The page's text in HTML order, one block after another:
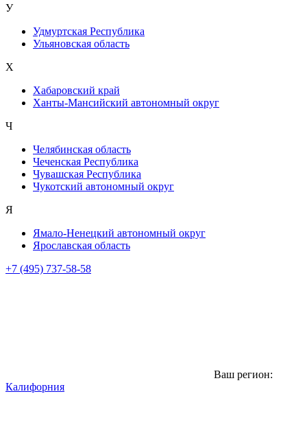
У
Удмуртская Республика
Ульяновская область
Х
Хабаровский край
Ханты-Мансийский автономный округ
Ч
Челябинская область
Чеченская Республика
Чувашская Республика
Чукотский автономный округ
Я
Ямало-Ненецкий автономный округ
Ярославская область
+7 (495) 737-58-58
Ваш регион:
Калифорния